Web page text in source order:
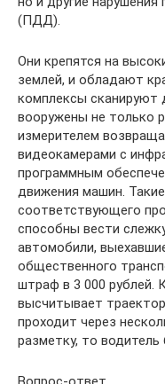
(ПДД).
Они крепятся на
землей, и обладают
комплексы сканируют
вооружены не только
измерителем
видеокамерами с
программным
движения машин.
соответствующего
способны вести
автомобили,
общественного
штраф в 3 000 рублей.
высчитывает
проходит через
разметку, то